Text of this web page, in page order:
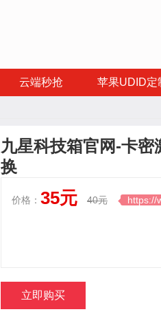
云端秒抢 苹果UDID定
九星科技箱官网-卡
换
价格： 35元 40元  https://
立即购买